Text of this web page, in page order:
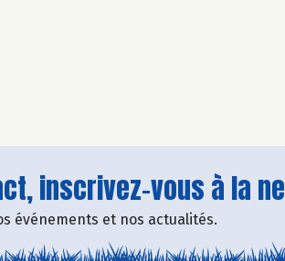
inscrivez-vous à la
événements et nos actualités.